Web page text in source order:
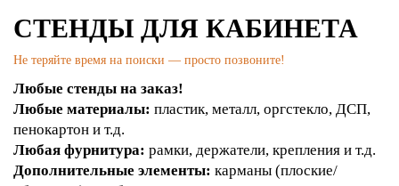
СТЕНДЫ ДЛЯ КАБИНЕТА
Не теряйте время на поиски — просто позвоните!
Любые стенды на заказ!
Любые материалы: пластик, металл, оргстекло, ДСП,
пенокартон и т.д.
Любая фурнитура: рамки, держатели, крепления и т.д.
Дополнительные элементы: карманы (плоские/